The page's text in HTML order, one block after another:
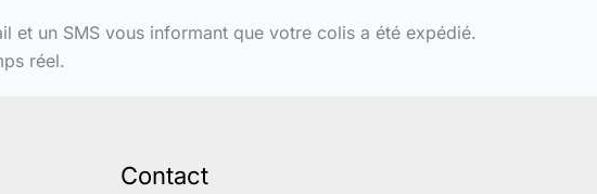
et un SMS vous informant que votre colis a été expédié.
réel.
Contact